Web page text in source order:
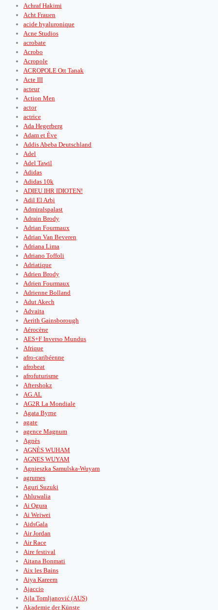
Achraf Hakimi
Acht Frauen
acide hyaluronique
Acne Studios
acrobate
Acrobo
Acropole
ACROPOLE Ott Tanak
Acte III
acteur
Action Men
actor
actrice
Ada Hegerberg
Adam et Ève
Addis Abeba Deutschland
Adel
Adel Tawil
Adidas
Adidas 10k
ADIEU IHR IDIOTEN!
Adil El Arbi
Admiralspalast
Adrain Brody
Adrian Fourmaux
Adrian Van Beveren
Adriana Lima
Adriano Toffoli
Adriatique
Adrien Brody
Adrien Fourmaux
Adrienne Bolland
Adut Akech
Advaita
Aerith Gainsborough
Aérocène
AES+F Inverso Mundus
Afrique
afro-caribéenne
afrobeat
afrofuturisme
Aftershokz
AG.AL
AG2R La Mondiale
Agata Byrne
agate
agence Magnum
Agnès
AGNÈS WUHAM
AGNES WUYAM
Agnieszka Samulska-Wuyam
agrumes
Aguri Suzuki
Ahluwalia
Ai Ogura
Ai Weiwei
AidsGala
Air Jordan
Air Race
Aire festival
Aitana Bonmati
Aix les Bains
Aiya Kareem
Ajaccio
Ajla Tomljanović (AUS)
Akademie der Künste